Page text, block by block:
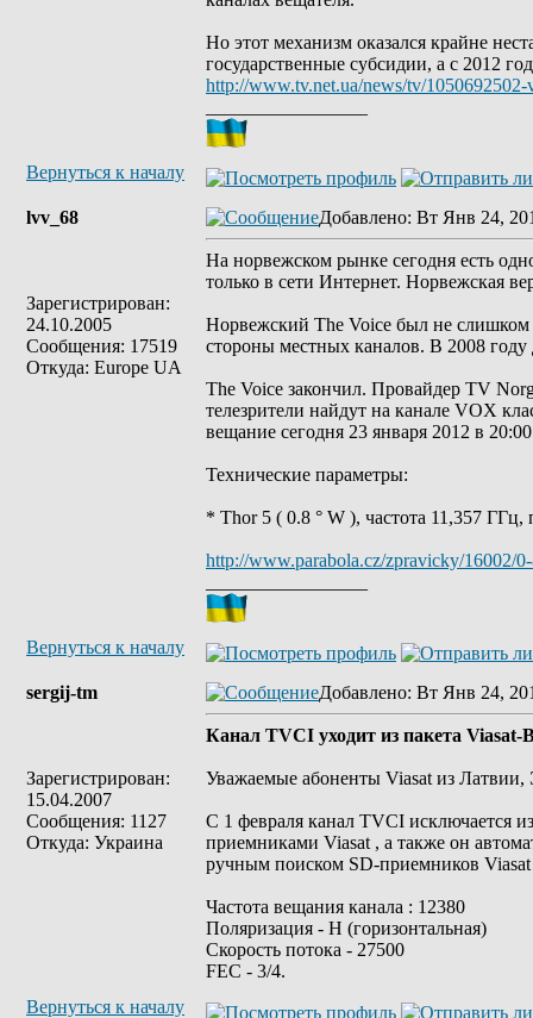
Но этот механизм оказался крайне
государственные субсидии, а с 2012
http://www.tv.net.ua/news/tv/
Вернуться к началу
lvv_68
Зарегистрирован:
24.10.2005
Сообщения: 17519
Откуда: Europe UA
Добавлено: Вт Янв 24,
На норвежском рынке сегодня есть
только в сети Интернет. Норвежская
Норвежский The Voice был не слишком
стороны местных каналов. В 2008
The Voice закончил. Провайдер TV
телезрители найдут на канале VOX
вещание сегодня 23 января 2012 в
Технические параметры:
* Thor 5 ( 0.8 ° W ), частота 11,357
http://www.parabola.cz/zpravicky/16002/
Вернуться к началу
sergij-tm
Зарегистрирован:
15.04.2007
Сообщения: 1127
Откуда: Украина
Добавлено: Вт Янв 24,
Канал TVCI уходит из пакета Viasat-
Уважаемые абоненты Viasat из
С 1 февраля канал TVCI исключается
приемниками Viasat , а также он
ручным поиском SD-приемников
Частота вещания канала : 12380
Поляризация - Н (горизонтальная)
Скорость потока - 27500
FEC - 3/4.
Вернуться к началу